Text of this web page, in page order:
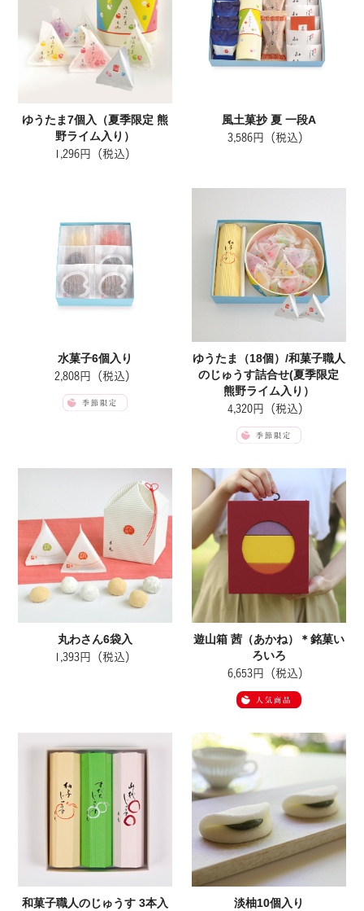
ゆうたま7個入（夏季限定 熊
野ライム入り）
1,296円（税込）
風土菓抄 夏 一段A
3,586円（税込）
水菓子6個入り
2,808円（税込）
ゆうたま（18個）/和菓子職人
のじゅうす詰合せ(夏季限定
熊野ライム入り）
4,320円（税込）
丸わさん6袋入
1,393円（税込）
遊山箱 茜（あかね）＊銘菓い
ろいろ
6,653円（税込）
和菓子職人のじゅうす 3本入 淡柚10個入り